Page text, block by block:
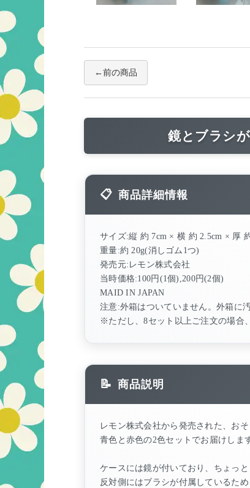
前の商品
鏡とブラシ
商品詳細情報
サイズ:縦 約 7cm × 横 約 2.5cm × 厚
重量:約 20g(消しゴム1つ)
発売元:レモン株式会社
当時価格:100円(1個),200円(2個)
MAID IN JAPAN
注意:外箱はついていません。外箱に
※ただし、8セット以上ご注文の場合
商品説明
レモン株式会社から発売された、お
青色と赤色の2色セットでお届けしま
ケースには鏡が付いており、ちょっ
反対側にはブラシが付属しているた